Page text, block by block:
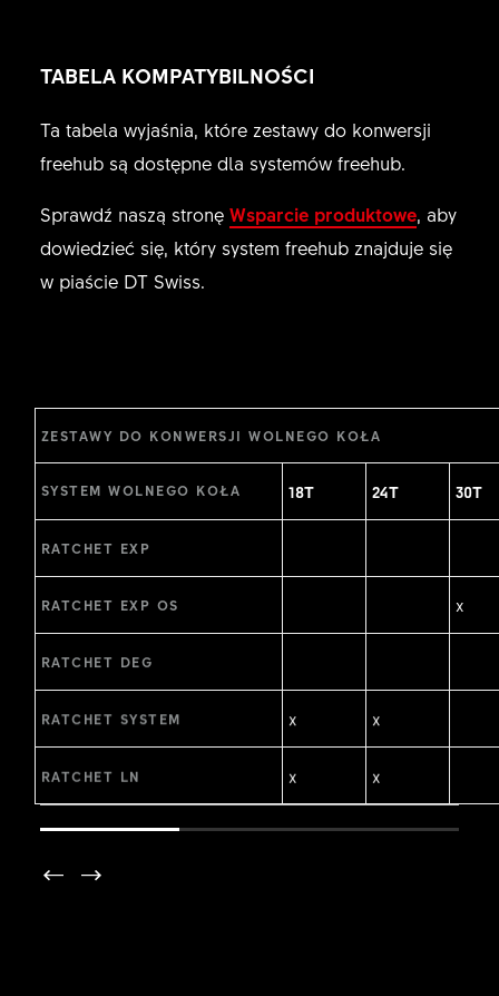
TABELA KOMPATYBILNOŚCI
Ta tabela wyjaśnia, które zestawy do konwersji
freehub są dostępne dla systemów freehub.
Sprawdź naszą stronę Wsparcie produktowe, aby
dowiedzieć się, który system freehub znajduje się
w piaście DT Swiss.
ZESTAWY DO KONWERSJI WOLNEGO KOŁA
SYSTEM WOLNEGO KOŁA 18T 24T 30T
RATCHET EXP
RATCHET EXP OS x
RATCHET DEG
RATCHET SYSTEM x x
RATCHET LN x x